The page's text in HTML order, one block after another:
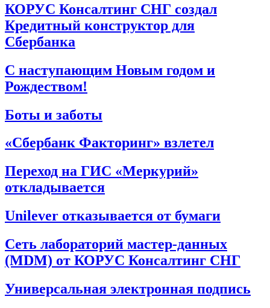
КОРУС Консалтинг СНГ создал
Кредитный конструктор для
Сбербанка
С наступающим Новым годом и
Рождеством!
Боты и заботы
«Сбербанк Факторинг» взлетел
Переход на ГИС «Меркурий»
откладывается
Unilever отказывается от бумаги
Сеть лабораторий мастер-данных
(MDM) от КОРУС Консалтинг СНГ
Универсальная электронная подпись